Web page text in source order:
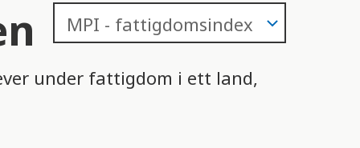
under fattigdom i ett land,